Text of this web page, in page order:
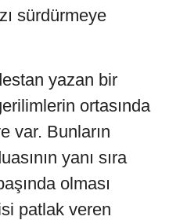
sürdürmeye
yazan bir
ortasında
var. Bunların
yanı sıra
olması
patlak veren